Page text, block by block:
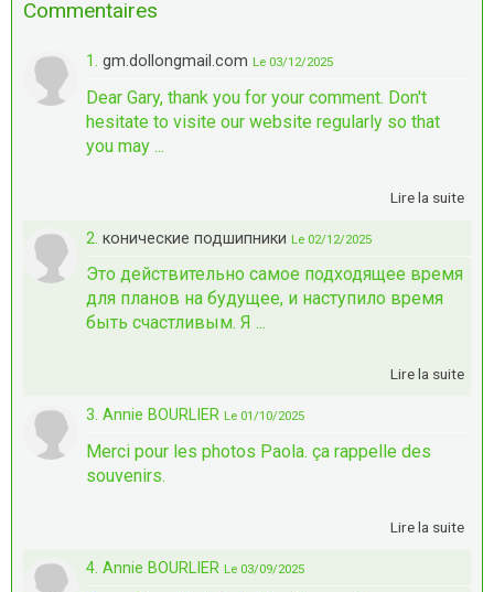
Commentaires
1. gm.dollongmail.com Le 03/12/2025
Dear Gary, thank you for your comment. Don't
hesitate to visite our website regularly so that
you may ...
Lire la suite
2. конические подшипники Le 02/12/2025
Это действительно самое подходящее время
для планов на будущее, и наступило время
быть счастливым. Я ...
Lire la suite
3. Annie BOURLIER Le 01/10/2025
Merci pour les photos Paola. ça rappelle des
souvenirs.
Lire la suite
4. Annie BOURLIER Le 03/09/2025